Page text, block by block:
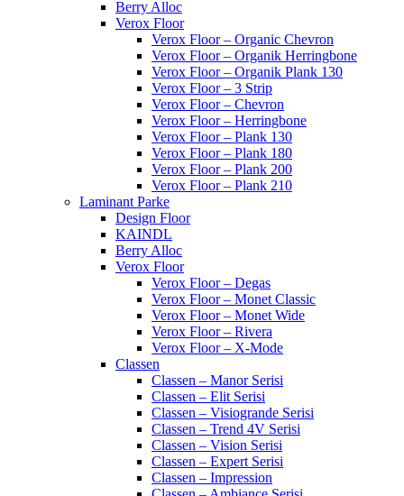
Berry Alloc
Verox Floor
Verox Floor – Organic Chevron
Verox Floor – Organik Herringbone
Verox Floor – Organik Plank 130
Verox Floor – 3 Strip
Verox Floor – Chevron
Verox Floor – Herringbone
Verox Floor – Plank 130
Verox Floor – Plank 180
Verox Floor – Plank 200
Verox Floor – Plank 210
Laminant Parke
Design Floor
KAINDL
Berry Alloc
Verox Floor
Verox Floor – Degas
Verox Floor – Monet Classic
Verox Floor – Monet Wide
Verox Floor – Rivera
Verox Floor – X-Mode
Classen
Classen – Manor Serisi
Classen – Elit Serisi
Classen – Visiogrande Serisi
Classen – Trend 4V Serisi
Classen – Vision Serisi
Classen – Expert Serisi
Classen – Impression